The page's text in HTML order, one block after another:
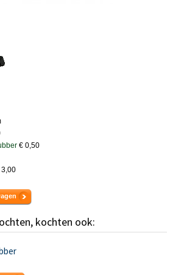
€ 0,50
3,00
kochten ook: